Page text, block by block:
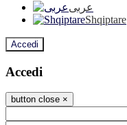
عربى
Shqiptare
Accedi
Accedi
button close ×